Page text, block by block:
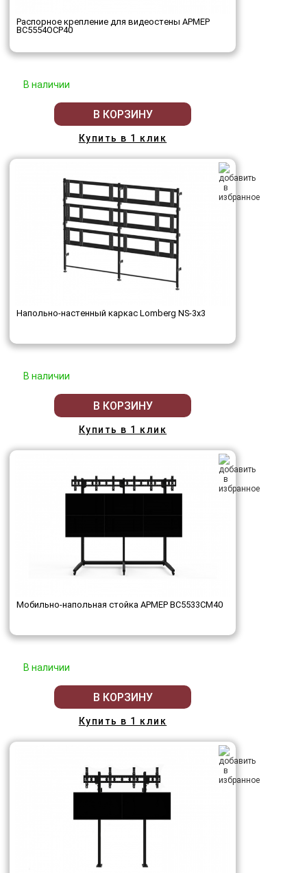
Распорное крепление для видеостены АРМЕР
ВС5554ОСР40
В наличии
В КОРЗИНУ
Купить в 1 клик
Напольно-настенный каркас Lomberg NS-3х3
В наличии
В КОРЗИНУ
Купить в 1 клик
Мобильно-напольная стойка АРМЕР ВС5533СМ40
В наличии
В КОРЗИНУ
Купить в 1 клик